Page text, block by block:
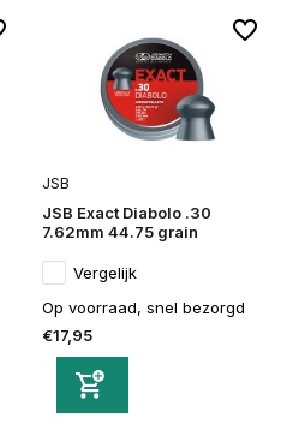
JSB
JSB Exact Diabolo .30
7.62mm 44.75 grain
Vergelijk
Op voorraad, snel bezorgd
€17,95